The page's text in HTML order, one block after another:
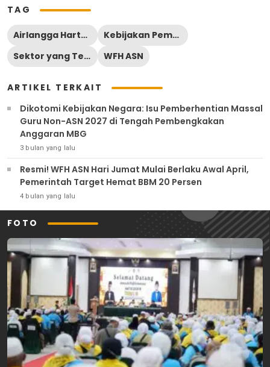
TAG
Airlangga Hartarto
Kebijakan Pemerintah
Sektor yang Tetap Masuk Saat WFH
WFH ASN
ARTIKEL TERKAIT
Dikotomi Kebijakan Negara: Isu Pemberhentian Massal
Guru Non-ASN 2027 di Tengah Pembengkakan
Anggaran MBG
3 bulan yang lalu
Resmi! WFH ASN Hari Jumat Mulai Berlaku Awal April,
Pemerintah Target Hemat BBM 20 Persen
4 bulan yang lalu
FOTO